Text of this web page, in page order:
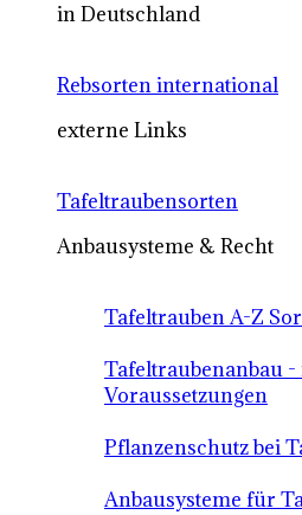
in Deutschland
Rebsorten international
externe Links
Tafeltraubensorten
Anbausysteme & Recht
Tafeltrauben A-Z
Tafeltraubenanbau
Voraussetzungen
Pflanzenschutz bei
Anbausysteme für